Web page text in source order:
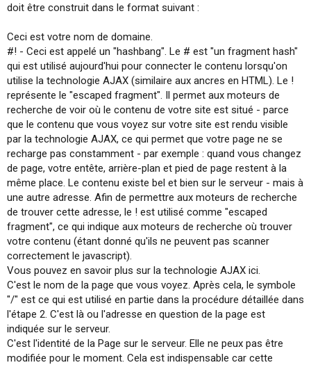
doit être construit dans le format suivant :
Ceci est votre nom de domaine.
#! - Ceci est appelé un "hashbang". Le # est "un fragment hash"
qui est utilisé aujourd'hui pour connecter le contenu lorsqu'on
utilise la technologie AJAX (similaire aux ancres en HTML). Le !
représente le "escaped fragment". Il permet aux moteurs de
recherche de voir où le contenu de votre site est situé - parce
que le contenu que vous voyez sur votre site est rendu visible
par la technologie AJAX, ce qui permet que votre page ne se
recharge pas constamment - par exemple : quand vous changez
de page, votre entête, arrière-plan et pied de page restent à la
même place. Le contenu existe bel et bien sur le serveur - mais à
une autre adresse. Afin de permettre aux moteurs de recherche
de trouver cette adresse, le ! est utilisé comme "escaped
fragment", ce qui indique aux moteurs de recherche où trouver
votre contenu (étant donné qu'ils ne peuvent pas scanner
correctement le javascript).
Vous pouvez en savoir plus sur la technologie AJAX ici.
C'est le nom de la page que vous voyez. Après cela, le symbole
"/" est ce qui est utilisé en partie dans la procédure détaillée dans
l'étape 2. C'est là ou l'adresse en question de la page est
indiquée sur le serveur.
C'est l'identité de la Page sur le serveur. Elle ne peux pas être
modifiée pour le moment. Cela est indispensable car cette